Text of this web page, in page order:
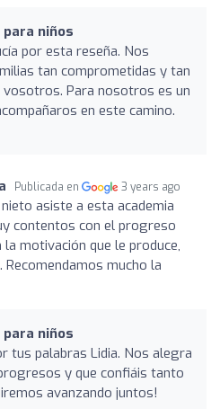
niños
por esta reseña. Nos
tan comprometidas y tan
Para nosotros es un
en este camino.
Publicada en 3 years ago
asiste a esta academia
contentos con el progreso
motivación que le produce,
mucho la
niños
tus palabras Lidia. Nos alegra
y que confiáis tanto
avanzando juntos!